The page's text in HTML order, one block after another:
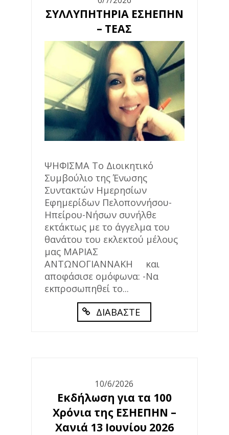
ΣΥΛΛΥΠΗΤΗΡΙΑ ΕΣΗΕΠΗΝ
– ΤΕΑΣ
ΨΗΦΙΣΜΑ Το Διοικητικό
Συμβούλιο της Ένωσης
Συντακτών Ημερησίων
Εφημερίδων Πελοποννήσου-
Ηπείρου-Νήσων συνήλθε
εκτάκτως με το άγγελμα του
θανάτου του εκλεκτού μέλους
μας ΜΑΡΙΑΣ
ΑΝΤΩΝΟΓΙΑΝΝΑΚΗ και
αποφάσισε ομόφωνα: -Να
εκπροσωπηθεί το...
ΔΙΑΒΑΣΤΕ
10/6/2026
Εκδήλωση για τα 100
Χρόνια της ΕΣΗΕΠΗΝ –
Χανιά 13 Ιουνίου 2026